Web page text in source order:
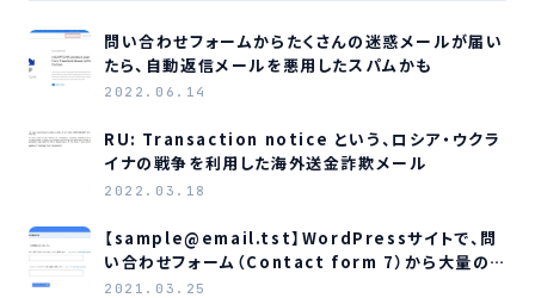
問い合わせフォームからたくさんの迷惑メールが届い
たら、自動返信メールを悪用したスパムかも
2022.06.14
RU: Transaction notice という、ロシア・ウクラ
イナの戦争を利用した海外送金詐欺メール
2022.03.18
【sample@email.tst】WordPressサイトで、問
い合わせフォーム（Contact form 7）から大量のス
パムメールが届いたら
2021.03.25